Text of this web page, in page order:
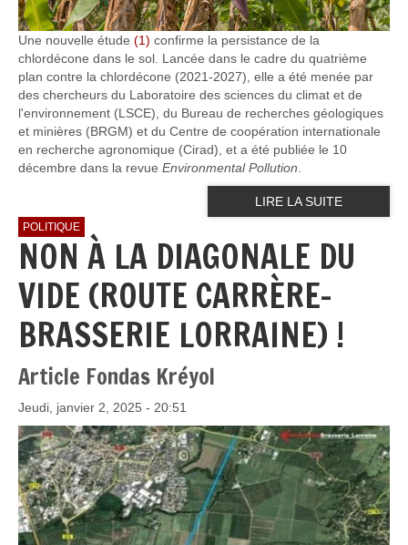
Une nouvelle étude (1) confirme la persistance de la
chlordécone dans le sol. Lancée dans le cadre du quatrième
plan contre la chlordécone (2021-2027), elle a été menée par
des chercheurs du Laboratoire des sciences du climat et de
l'environnement (LSCE), du Bureau de recherches géologiques
et minières (BRGM) et du Centre de coopération internationale
en recherche agronomique (Cirad), et a été publiée le 10
décembre dans la revue Environmental Pollution
LIRE LA SUITE
POLITIQUE
NON À LA DIAGONALE DU
VIDE (ROUTE CARRÈRE-
BRASSERIE LORRAINE) !
Article Fondas Kréyol
Jeudi, janvier 2, 2025 - 20:51